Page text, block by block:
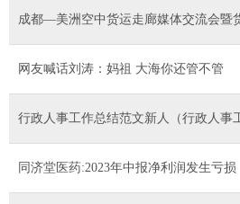
成都—美洲空中货运走廊媒体交流会暨
网友喊话刘涛：妈祖 大海你还管不管
行政人事工作总结范文新人（行政人事
同济堂医药:2023年中报净利润发生亏损